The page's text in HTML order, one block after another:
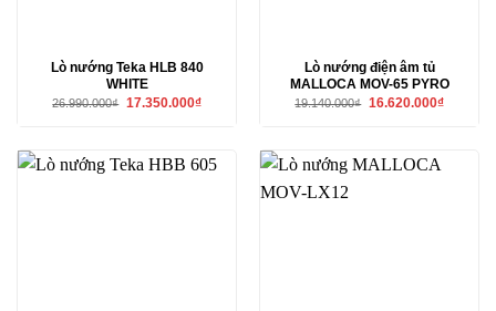
Lò nướng Teka HLB 840
WHITE
26.990.000₫ Giá
17.350.000₫Giá
17.350.000₫.
Lò nướng điện âm tủ
MALLOCA MOV-65 PYRO
19.140.000₫ Giá
16.620.000₫Giá